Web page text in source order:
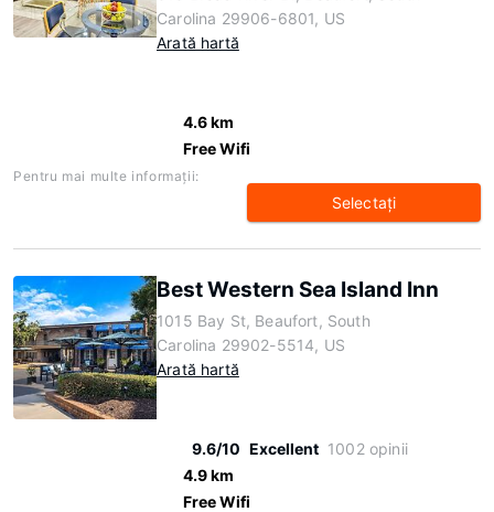
Carolina 29906-6801, US
Arată hartă
4.6 km
Free Wifi
Pentru mai multe informaţii:
Selectaţi
Best Western Sea Island Inn
1015 Bay St, Beaufort, South
Carolina 29902-5514, US
Arată hartă
9.6/10 Excellent 1002 opinii
4.9 km
Free Wifi